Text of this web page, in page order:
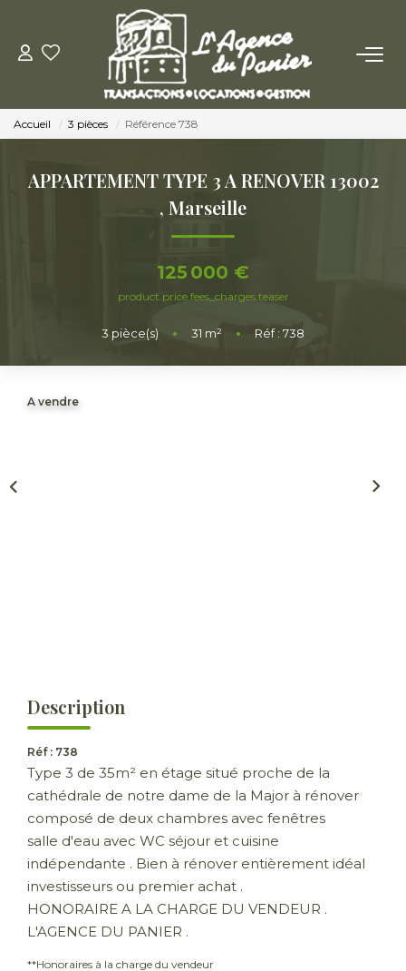
ACHETER
Acheter
Louer
Nos Conseils Aux Locataires
VENDRE
Accueil 3 pièces Référence 738
APPARTEMENT TYPE 3 A RENOVER 13002
, Marseille
125 000 €
product.price.fees_charges.teaser
3 pièce(s) • 31 m² • Réf : 738
A vendre
Description
Réf : 738
Type 3 de 35m² en étage situé proche de la
cathédrale de notre dame de la Major à rénover
composé de deux chambres avec fenêtres
salle d'eau avec WC séjour et cuisine
indépendante . Bien à rénover entièrement idéal
investisseurs ou premier achat .
HONORAIRE A LA CHARGE DU VENDEUR .
L'AGENCE DU PANIER .
**Honoraires à la charge du vendeur